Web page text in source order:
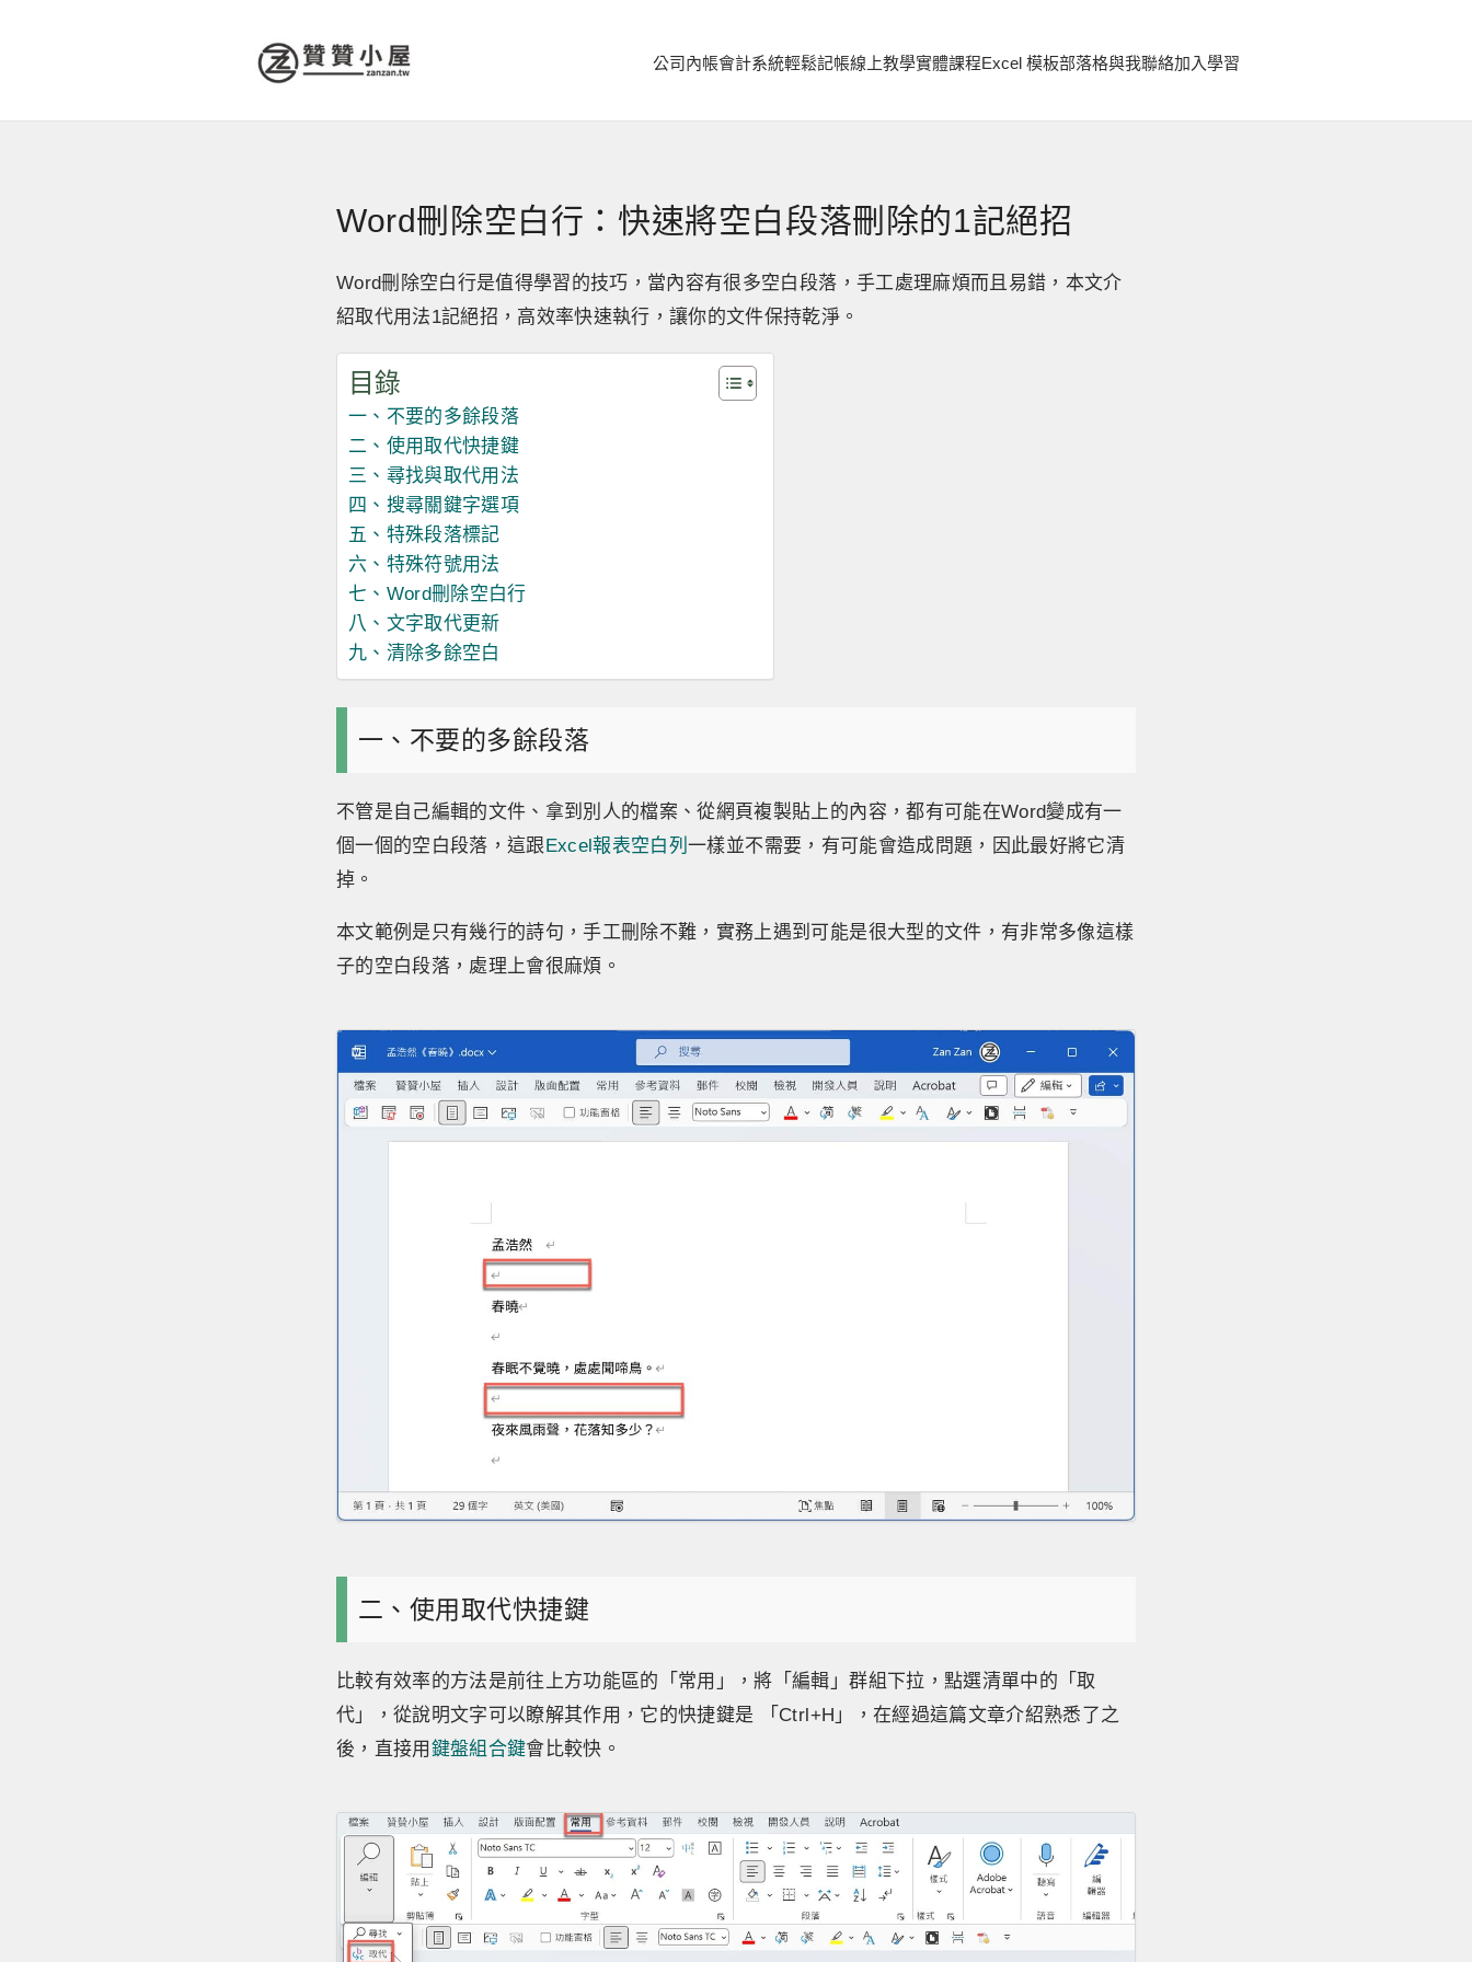
公司內帳會計系統輕鬆記帳線上教學實體課程Excel 模板部落格與我聯絡加入學習
Word刪除空白行：快速將空白段落刪除的1記絕招
Word刪除空白行是值得學習的技巧，當內容有很多空白段落，手工處理麻煩而且易錯，本文介
紹取代用法1記絕招，高效率快速執行，讓你的文件保持乾淨。
目錄
一、不要的多餘段落
二、使用取代快捷鍵
三、尋找與取代用法
四、搜尋關鍵字選項
五、特殊段落標記
六、特殊符號用法
七、Word刪除空白行
八、文字取代更新
九、清除多餘空白
一、不要的多餘段落
不管是自己編輯的文件、拿到別人的檔案、從網頁複製貼上的內容，都有可能在Word變成有一
個一個的空白段落，這跟Excel報表空白列一樣並不需要，有可能會造成問題，因此最好將它清
掉。
本文範例是只有幾行的詩句，手工刪除不難，實務上遇到可能是很大型的文件，有非常多像這樣
子的空白段落，處理上會很麻煩。
二、使用取代快捷鍵
比較有效率的方法是前往上方功能區的「常用」，將「編輯」群組下拉，點選清單中的「取
代」，從說明文字可以瞭解其作用，它的快捷鍵是 「Ctrl+H」，在經過這篇文章介紹熟悉了之
後，直接用 鍵盤組合鍵會比較快。